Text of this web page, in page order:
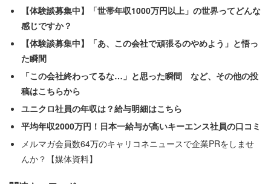
【体験談募集中】「世帯年収1000万円以上」の世界ってどんな
感じですか？
【体験談募集中】「あ、この会社で頑張るのやめよう」と悟っ
た瞬間
「この会社終わってるな…」と思った瞬間 など、その他の投
稿はこちらから
ユニクロ社員の年収は？給与明細はこちら
平均年収2000万円！日本一給与が高いキーエンス社員の口コミ
メルマガ会員数64万のキャリコネニュースで企業PRをしませ
んか？【媒体資料】